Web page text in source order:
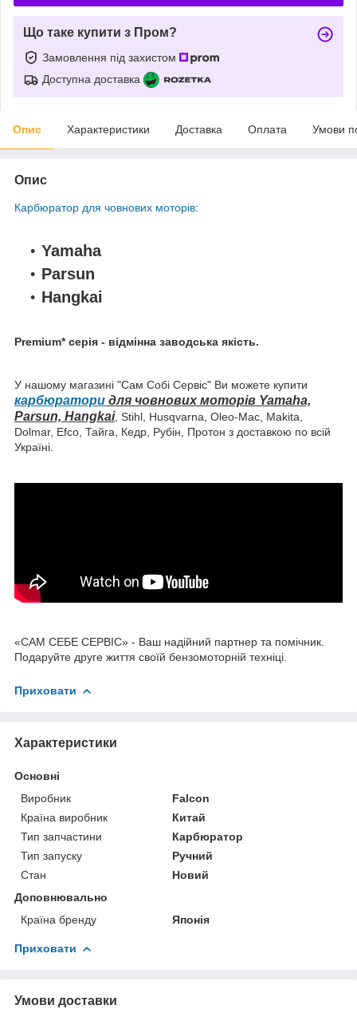
Що таке купити з Пром?
Замовлення під захистом
Доступна доставка
Опис Характеристики Доставка Оплата Умови
Опис
Карбюратор для човнових моторів:
Yamaha
Parsun
Hangkai
Premium* серія - відмінна заводська якість.
У нашому магазині "Сам Собі Сервіс" Ви можете купити
карбюратори для човнових моторів Yamaha,
Parsun, Hangkai, Stihl, Husqvarna, Oleo-Mac, Makita,
Dolmar, Efco, Тайга, Кедр, Рубін, Протон з доставкою по всій
Україні.
«САМ СЕБЕ СЕРВІС» - Ваш надійний партнер та помічник.
Подаруйте друге життя своїй бензомоторній техніці.
Приховати
Характеристики
Основні
Виробник
Falcon
Країна виробник
Китай
Тип запчастини
Карбюратор
Тип запуску
Ручний
Стан
Новий
Доповнювально
Країна бренду
Японія
Приховати
Умови доставки